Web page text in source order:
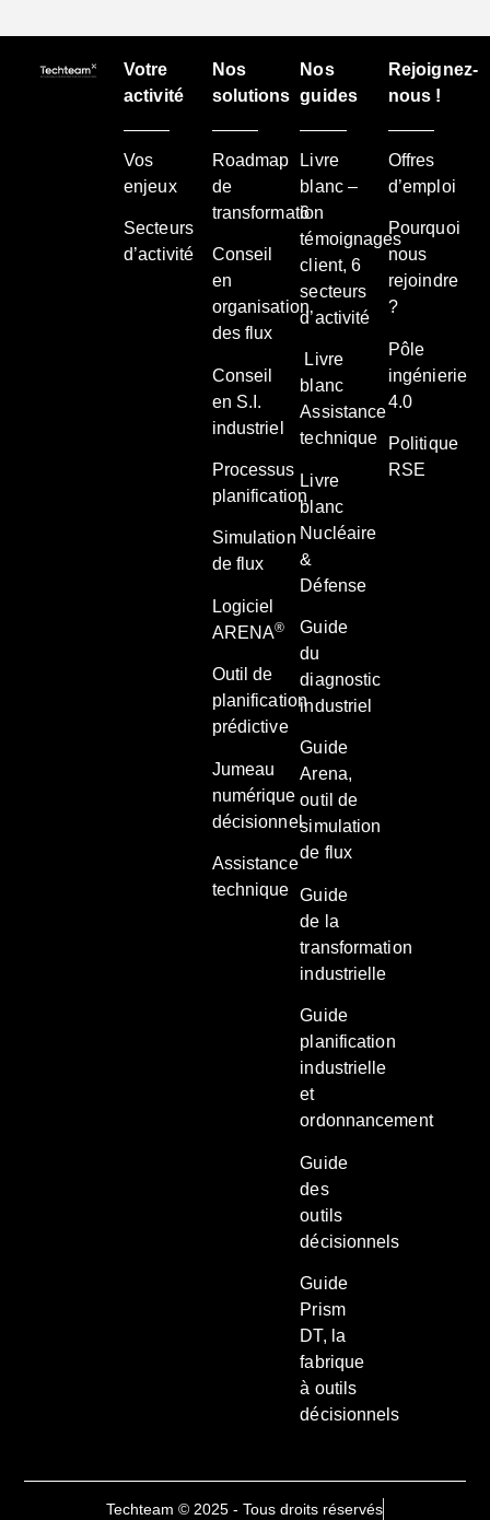
Votre
activité
Vos
enjeux
Secteurs
d’activité
Nos
solutions
Roadmap
de
transformation
Conseil
en
organisation
des flux
Conseil
en S.I.
industriel
Processus
planification
Simulation
de flux
Logiciel
ARENA®
Outil de
planification
prédictive
Jumeau
numérique
décisionnel
Assistance
technique
Nos
guides
Livre
blanc –
6
témoignages
client, 6
secteurs
d’activité
Livre
blanc
Assistance
technique
Livre
blanc
Nucléaire
&
Défense
Guide
du
diagnostic
industriel
Guide
Arena,
outil de
simulation
de flux
Guide
de la
transformation
industrielle
Guide
planification
industrielle
et
ordonnancement
Guide
des
outils
décisionnels
Guide
Prism
DT, la
fabrique
à outils
décisionnels
Rejoignez-
nous !
Offres
d’emploi
Pourquoi
nous
rejoindre
?
Pôle
ingénierie
4.0
Politique
RSE
Techteam © 2025 - Tous droits réservés